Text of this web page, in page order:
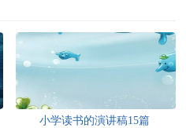
小学读书的演讲稿15篇